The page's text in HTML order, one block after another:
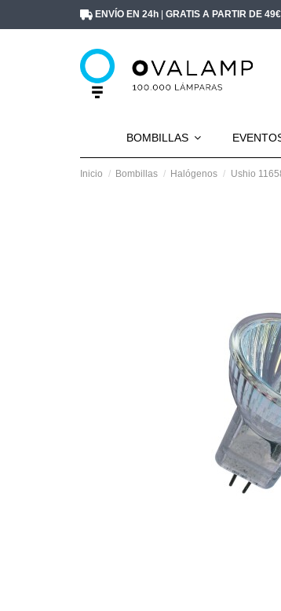
ENVÍO EN 24h GRATIS A PARTIR DE 49€
BOMBILLAS
Inicio Bombillas Halógenos Ushio